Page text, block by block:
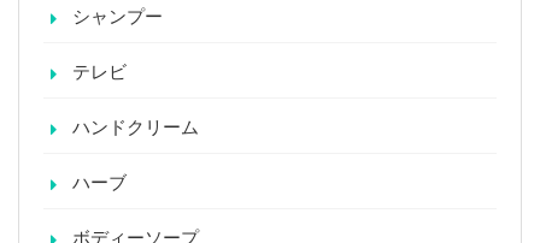
シャンプー
テレビ
ハンドクリーム
ハーブ
ボディーソープ